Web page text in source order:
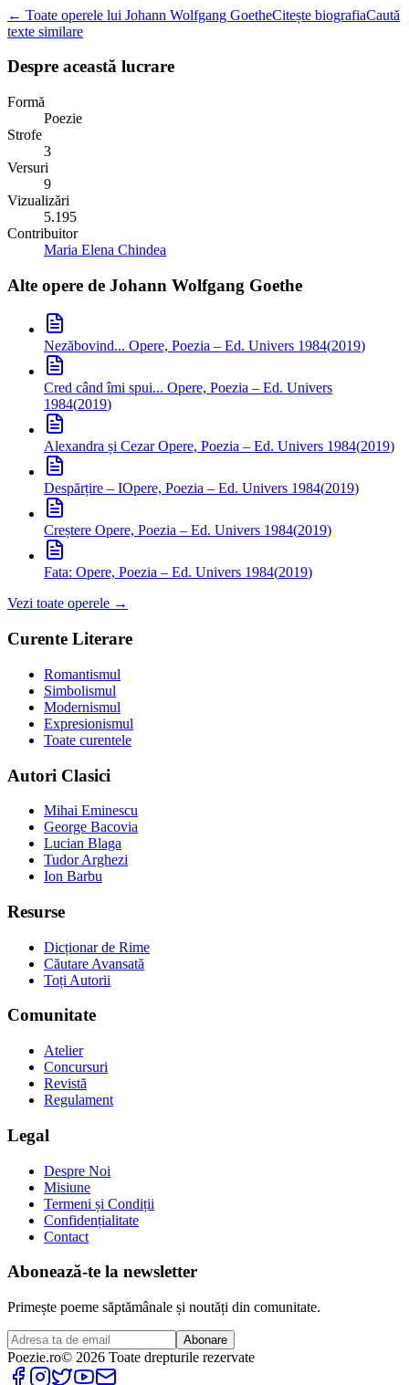
← Toate operele lui Johann Wolfgang GoetheCitește biografiaCaută
texte similare
Despre această lucrare
Formă
Poezie
Strofe
3
Versuri
9
Vizualizări
5.195
Contribuitor
Maria Elena Chindea
Alte opere de Johann Wolfgang Goethe
Nezăbovind... Opere, Poezia – Ed. Univers 1984(2019)
Cred când îmi spui... Opere, Poezia – Ed. Univers
1984(2019)
Alexandra și CezarOpere, Poezia – Ed. Univers 1984(2019)
Despărțire – IOpere, Poezia – Ed. Univers 1984(2019)
Creștere Opere, Poezia – Ed. Univers 1984(2019)
Fata: Opere, Poezia – Ed. Univers 1984(2019)
Vezi toate operele →
Curente Literare
Romantismul
Simbolismul
Modernismul
Expresionismul
Toate curentele
Autori Clasici
Mihai Eminescu
George Bacovia
Lucian Blaga
Tudor Arghezi
Ion Barbu
Resurse
Dicționar de Rime
Căutare Avansată
Toți Autorii
Comunitate
Atelier
Concursuri
Revistă
Regulament
Legal
Despre Noi
Misiune
Termeni și Condiții
Confidențialitate
Contact
Abonează-te la newsletter
Primește poeme săptămânale și noutăți din comunitate.
Abonare
Poezie.ro© 2026 Toate drepturile rezervate